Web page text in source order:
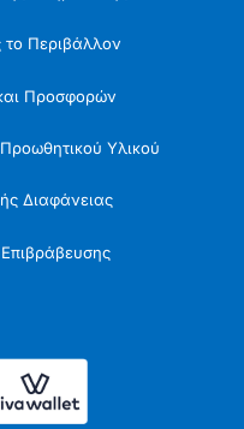
το Περιβάλλον
Προσφορών
Υλικού
Διαφάνειας